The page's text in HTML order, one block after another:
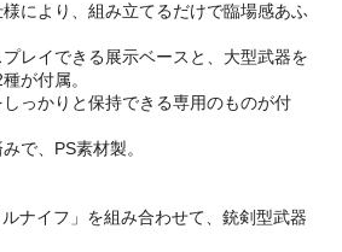
により、組み立てるだけで臨場感あふ
レイできる展示ベースと、大型武器を
が付属。
っかりと保持できる専用のものが付
で、PS素材製。
ナイフ」を組み合わせて、銃剣型武器